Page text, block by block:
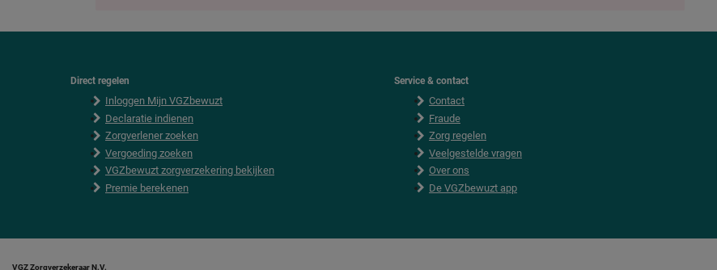
Direct regelen
Inloggen Mijn VGZbewuzt
Declaratie indienen
Zorgverlener zoeken
Vergoeding zoeken
VGZbewuzt zorgverzekering bekijken
Premie berekenen
Service & contact
Contact
Fraude
Zorg regelen
Veelgestelde vragen
Over ons
De VGZbewuzt app
VGZ Zorgverzekeraar N.V.